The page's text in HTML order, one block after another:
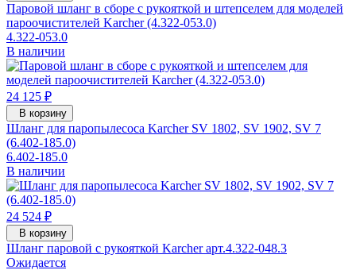
Паровой шланг в сборе с рукояткой и штепселем для моделей
пароочистителей Karcher (4.322-053.0)
4.322-053.0
В наличии
24 125 ₽
В корзину
Шланг для паропылесоса Karcher SV 1802, SV 1902, SV 7
(6.402-185.0)
6.402-185.0
В наличии
24 524 ₽
В корзину
Шланг паровой с рукояткой Karcher арт.4.322-048.3
Ожидается